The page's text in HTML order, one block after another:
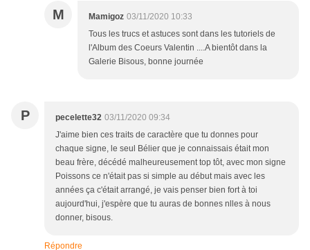
M Mamigoz 03/11/2020 10:33
Tous les trucs et astuces sont dans les tutoriels de
l'Album des Coeurs Valentin ....A bientôt dans la
Galerie Bisous, bonne journée
P pecelette32 03/11/2020 09:34
J'aime bien ces traits de caractère que tu donnes pour
chaque signe, le seul Bélier que je connaissais était mon
beau frère, décédé malheureusement top tôt, avec mon signe
Poissons ce n'était pas si simple au début mais avec les
années ça c'était arrangé, je vais penser bien fort à toi
aujourd'hui, j'espère que tu auras de bonnes nlles à nous
donner, bisous.
Répondre